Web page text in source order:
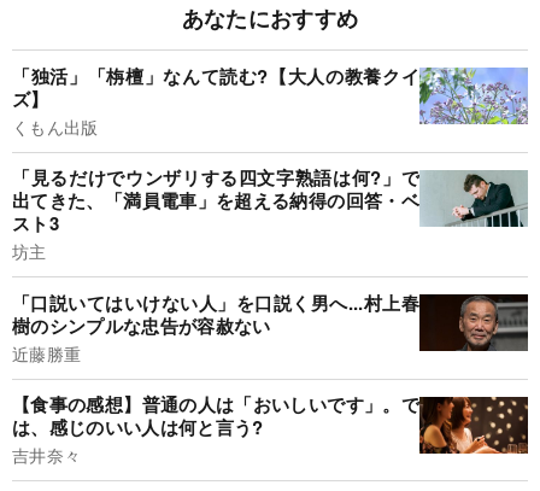
あなたにおすすめ
「独活」「栴檀」なんて読む?【大人の教養クイ
ズ】
くもん出版
「見るだけでウンザリする四文字熟語は何?」で
出てきた、「満員電車」を超える納得の回答・ベ
スト3
坊主
「口説いてはいけない人」を口説く男へ...村上春
樹のシンプルな忠告が容赦ない
近藤勝重
【食事の感想】普通の人は「おいしいです」。で
は、感じのいい人は何と言う?
吉井奈々